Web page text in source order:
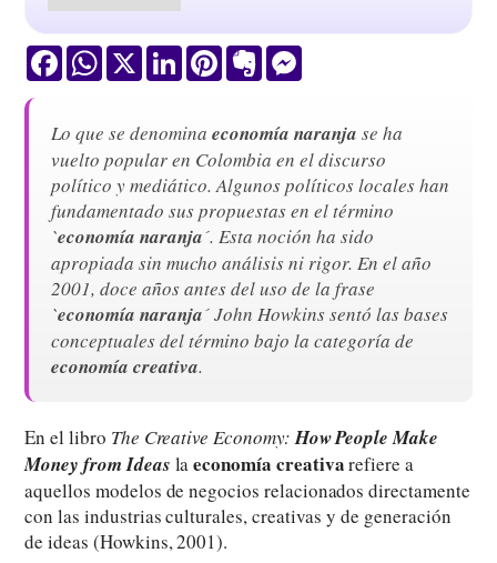
FacebookWhatsApp
X LinkedInPinterestEvernote
Lo que se denominaeconomía naranja se ha
vuelto popular en Colombia en el discurso
político y mediático. Algunos políticos locales han
fundamentado sus propuestas en el término
`economía naranja´. Esta noción ha sido
apropiada sin mucho análisis ni rigor. En el año
2001, doce años antes del uso de la frase
`economía naranja´ John Howkins sentó las bases
conceptuales del término bajo la categoría de
economía creativa.
En el libro The Creative Economy:How People Make
Money from Ideas laeconomía creativarefiere a
aquellos modelos de negocios relacionados directamente
con las industrias culturales, creativas y de generación
de ideas (Howkins, 2001).